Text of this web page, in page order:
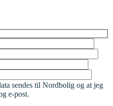
sendes til Nordbolig og at jeg
e-post.